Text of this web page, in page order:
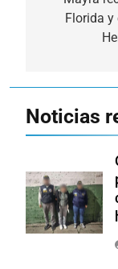
entradas
Florida y
Noticias